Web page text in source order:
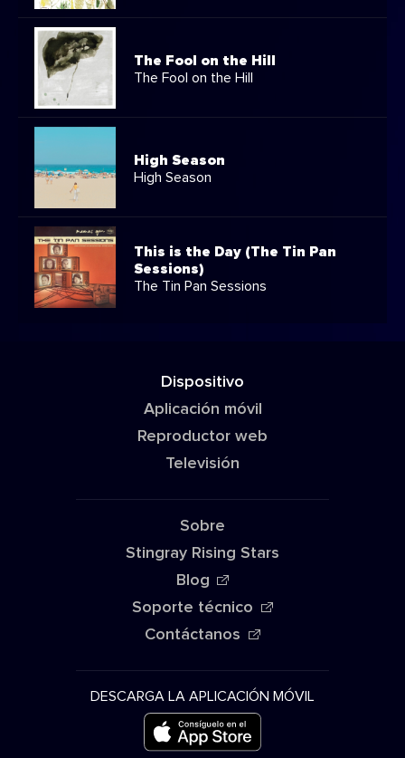
The Fool on the Hill
The Fool on the Hill
High Season
High Season
This is the Day (The Tin Pan
Sessions)
The Tin Pan Sessions
Dispositivo
Aplicación móvil
Reproductor web
Televisión
Sobre
Stingray Rising Stars
Blog
Soporte técnico
Contáctanos
DESCARGA LA APLICACIÓN MÓVIL